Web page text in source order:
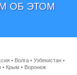
ОБ ЭТОМ
• Волга •Узбекистан •
• Крым • Воронеж